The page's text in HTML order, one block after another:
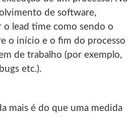
de software,
o lead time como sendo o
o início e o fim do processo
de trabalho (por exemplo,
etc.).
mais é do que uma medida